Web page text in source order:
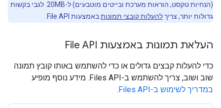
(הנחיות טקסט, הוראות מערכת ובייטים מוטבעים) ל-20MB. לגבי בקשות
גדולות יותר, צריךלהעלות קובצי תמונותבאמצעות File API.
העלאת תמונות באמצעות File API
כדי להעלות קבצים גדולים או כדי להשתמש באותו קובץ תמונה
שוב ושוב, צריך להשתמש ב-Files API. מידע נוסף מופיע
במדריך לשימוש ב-Files API
.